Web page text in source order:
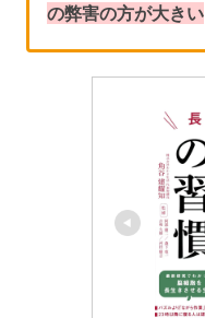
の弊害の方が大きい